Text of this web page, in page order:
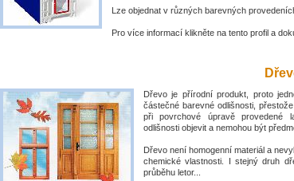
Lze objednat v různých barevných
Pro více informací klikněte na tento profil a
Dřevo je přírodní produkt, proto
částečné barevné odlišnosti,
při povrchové úpravě provedené
odlišnosti objevit a nemohou být
Dřevo není homogenní materiál a
chemické vlastnosti. I stejný druh
průběhu letor...